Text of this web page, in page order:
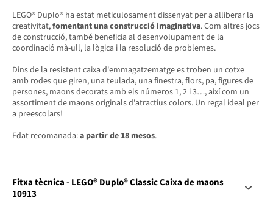
LEGO® Duplo® ha estat meticulosament dissenyat per a alliberar la
creativitat,fomentant una construcció imaginativa. Com altres jocs
de construcció, també beneficia al desenvolupament de la
coordinació mà-ull, la lògica i la resolució de problemes.
Dins de la resistent caixa d'emmagatzematge es troben un cotxe
amb rodes que giren, una teulada, una finestra, flors, pa, figures de
persones, maons decorats amb els números 1, 2 i 3…, així com un
assortiment de maons originals d'atractius colors. Un regal ideal per
a preescolars!
Edat recomanada:a partir de 18 mesos.
Fitxa tècnica - LEGO® Duplo® Classic Caixa de maons
10913